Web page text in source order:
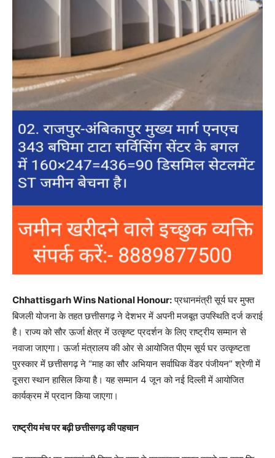
Chhattisgarh Wins National Honour:प्रधानमंत्री सूर्य घर मुफ्त
बिजली योजना के तहत छत्तीसगढ़ ने देशभर में अपनी मजबूत उपस्थिति दर्ज कराई
है। राज्य को सौर ऊर्जा क्षेत्र में उत्कृष्ट प्रदर्शन के लिए राष्ट्रीय सम्मान से
नवाजा जाएगा। ऊर्जा मंत्रालय की ओर से आयोजित पीएम सूर्य घर उत्कृष्टता
पुरस्कार में छत्तीसगढ़ ने “माह का सौर अभियान सर्वाधिक वेंडर पंजीयन” श्रेणी में
दूसरा स्थान हासिल किया है। यह सम्मान 4 जून को नई दिल्ली में आयोजित
कार्यक्रम में प्रदान किया जाएगा।
राष्ट्रीय मंच पर बढ़ी छत्तीसगढ़ की पहचान